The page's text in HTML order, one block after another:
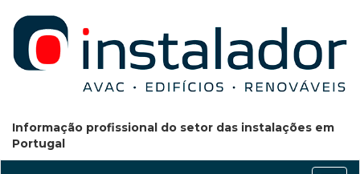
Informação profissional do setor das instalações em
Portugal